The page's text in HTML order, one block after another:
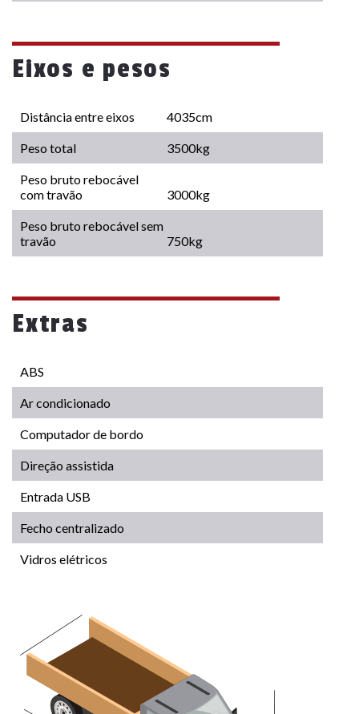
Eixos e pesos
Distância entre eixos 4035cm
Peso total 3500kg
Peso bruto rebocável
com travão
3000kg
Peso bruto rebocável sem
travão
750kg
Extras
ABS
Ar condicionado
Computador de bordo
Direção assistida
Entrada USB
Fecho centralizado
Vidros elétricos